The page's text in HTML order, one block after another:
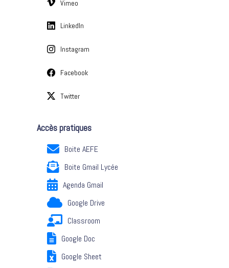
Vimeo
LinkedIn
Instagram
Facebook
Twitter
Accès pratiques
Boite AEFE
Boite Gmail Lycée
Agenda Gmail
Google Drive
Classroom
Google Doc
Google Sheet